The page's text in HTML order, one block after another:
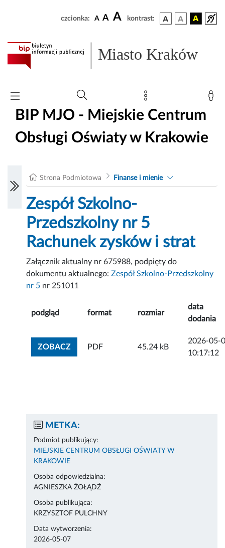
czcionka: A A A kontrast:
Miasto Kraków
BIP MJO - Miejskie Centrum
Obsługi Oświaty w Krakowie
Strona Podmiotowa Finanse i mienie
Zespół Szkolno-
Przedszkolny nr 5
Rachunek zysków i strat
Załącznik aktualny nr 675988, podpięty do
dokumentu aktualnego:Zespół Szkolno-Przedszkolny
nr 5 nr 251011
podgląd format rozmiar
data
dodania
ZOBACZZOBACZ ZAŁĄCZNIK
PDF 45.24 kB
2026-05-
10:17:12
METKA:
Podmiot publikujący:
MIEJSKIE CENTRUM OBSŁUGI OŚWIATY W
KRAKOWIE
Osoba odpowiedzialna:
AGNIESZKA ŻOŁĄDŹ
Osoba publikująca:
KRZYSZTOF PULCHNY
Data wytworzenia:
2026-05-07